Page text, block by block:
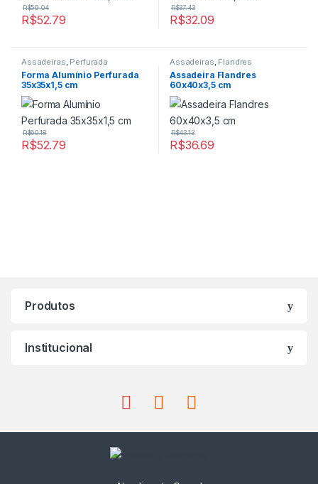
R$52.79
R$59.04
R$32.09
R$37.43
Assadeiras, Perfurada
Forma Alumínio Perfurada
35x35x1,5 cm
R$52.79
R$60.18
Assadeiras, Flandres
Assadeira Flandres
60x40x3,5 cm
R$36.69
R$43.13
Produtos
Institucional